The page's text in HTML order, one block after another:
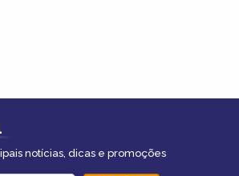
notícias, dicas e promoções